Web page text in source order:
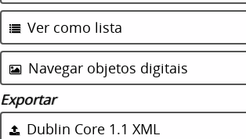
Ver como lista
Navegar objetos digitais
Exportar
Dublin Core 1.1 XML